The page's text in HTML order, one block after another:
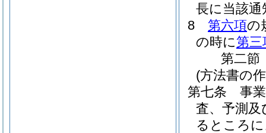
長に当該
8
第六項の
の時に第三
第二節
(方法書の
第七条
事
査、予測
るところ